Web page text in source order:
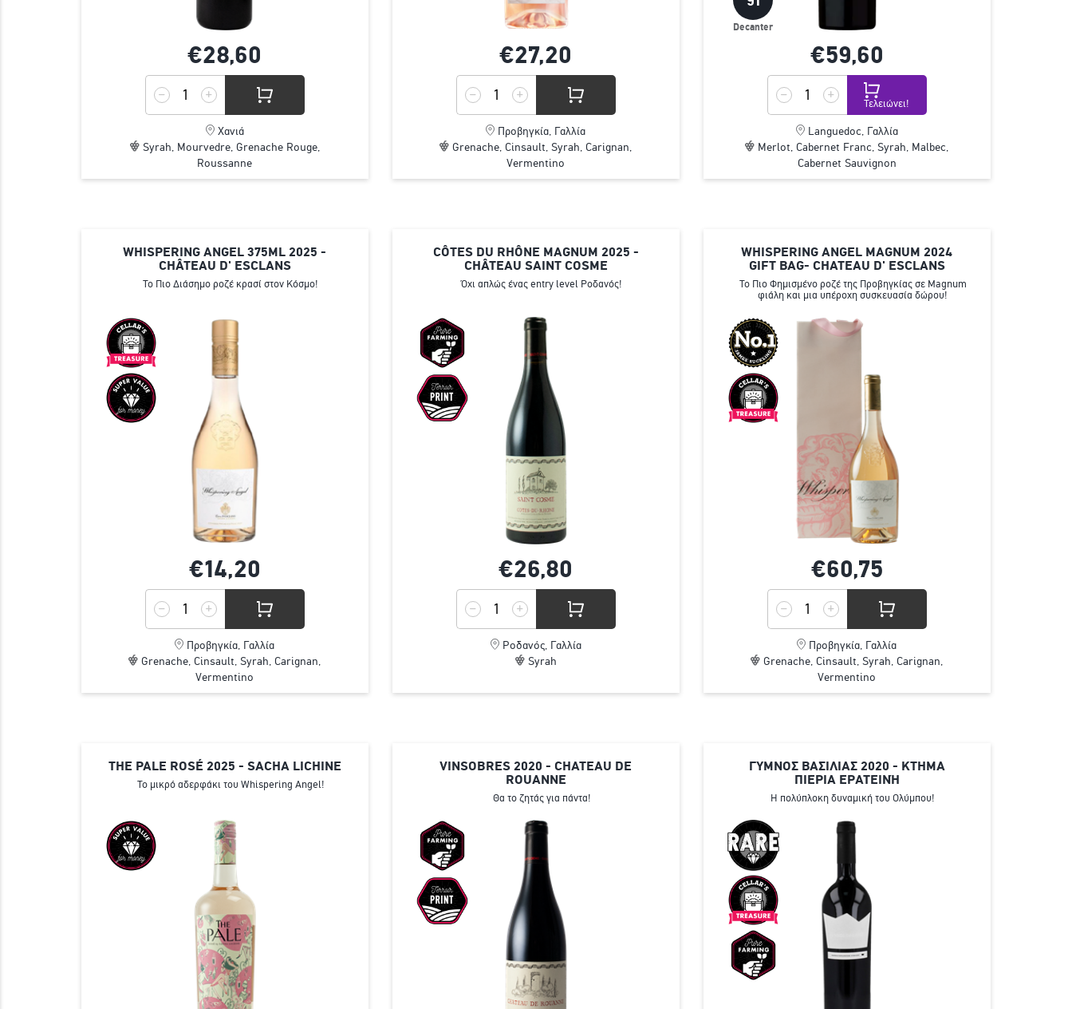
€28,60
Χανιά
Syrah, Mourvedre, Grenache Rouge,
Roussanne
€27,20
Προβηγκία, Γαλλία
Grenache, Cinsault, Syrah, Carignan,
Vermentino
Decanter
€59,60
Τελειώνει!
Languedoc, Γαλλία
Merlot, Cabernet Franc, Syrah, Malbec,
Cabernet Sauvignon
WHISPERING ANGEL 375ML 2025 -
CHÂTEAU D' ESCLANS
Το Πιο Διάσημο ροζέ κρασί στον Κόσμο!
€14,20
Προβηγκία, Γαλλία
Grenache, Cinsault, Syrah, Carignan,
Vermentino
CÔTES DU RHÔNE MAGNUM 2025 -
CHÂTEAU SAINT COSME
Όχι απλώς ένας entry level Ροδανός!
€26,80
Ροδανός, Γαλλία
Syrah
WHISPERING ANGEL MAGNUM 2024
GIFT BAG- CHATEAU D' ESCLANS
Το Πιο Φημισμένο ροζέ της Προβηγκίας σε Magnum
φιάλη και μια υπέροχη συσκευασία δώρου!
€60,75
Προβηγκία, Γαλλία
Grenache, Cinsault, Syrah, Carignan,
Vermentino
THE PALE ROSÉ 2025 - SACHA LICHINE
Το μικρό αδερφάκι του Whispering Angel!
VINSOBRES 2020 - CHATEAU DE
ROUANNE
Θα το ζητάς για πάντα!
ΓΥΜΝΟΣ ΒΑΣΙΛΙΑΣ 2020 - ΚΤΗΜΑ
ΠΙΕΡΙΑ ΕΡΑΤΕΙΝΉ
Η πολύπλοκη δυναμική του Ολύμπου!